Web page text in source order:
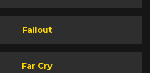
Fallout
Far Cry